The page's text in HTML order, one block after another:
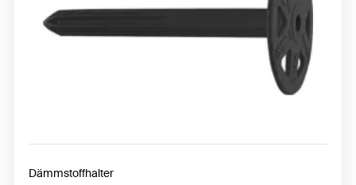
Dämmstoffhalter